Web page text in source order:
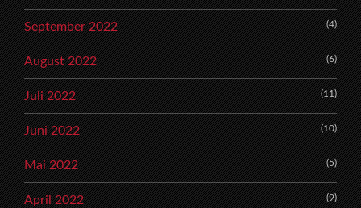
September 2022 (4)
August 2022 (6)
Juli 2022 (11)
Juni 2022 (10)
Mai 2022 (5)
April 2022 (9)